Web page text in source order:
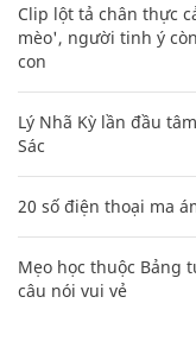
Clip lột tả chân thực
mèo', người tinh ý
con
Lý Nhã Kỳ lần đầu
Sác
20 số điện thoại ma
Mẹo học thuộc Bảng
câu nói vui vẻ